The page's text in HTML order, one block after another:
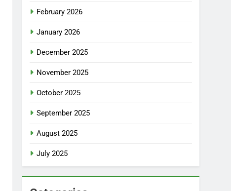
February 2026
January 2026
December 2025
November 2025
October 2025
September 2025
August 2025
July 2025